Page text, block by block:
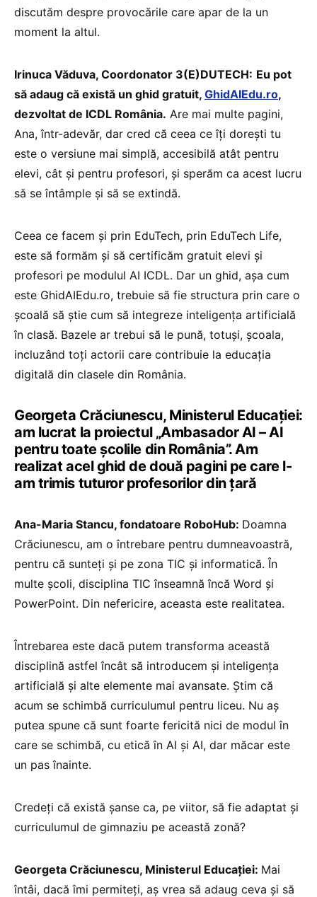
discutăm despre provocările care apar de la un
moment la altul.
Irinuca Văduva, Coordonator 3(E)DUTECH: Eu pot
să adaug că există un ghid gratuit, GhidAIEdu.ro,
dezvoltat de ICDL România. Are mai multe pagini,
Ana, într-adevăr, dar cred că ceea ce îți dorești tu
este o versiune mai simplă, accesibilă atât pentru
elevi, cât și pentru profesori, și sperăm ca acest lucru
să se întâmple și să se extindă.
Ceea ce facem și prin EduTech, prin EduTech Life,
este să formăm și să certificăm gratuit elevi și
profesori pe modulul AI ICDL. Dar un ghid, așa cum
este GhidAIEdu.ro, trebuie să fie structura prin care o
școală să știe cum să integreze inteligența artificială
în clasă. Bazele ar trebui să le pună, totuși, școala,
incluzând toți actorii care contribuie la educația
digitală din clasele din România.
Georgeta Crăciunescu, Ministerul Educației:
am lucrat la proiectul „Ambasador AI – AI
pentru toate școlile din România”. Am
realizat acel ghid de două pagini pe care l-
am trimis tuturor profesorilor din țară
Ana-Maria Stancu, fondatoare RoboHub: Doamna
Crăciunescu, am o întrebare pentru dumneavoastră,
pentru că sunteți și pe zona TIC și informatică. În
multe școli, disciplina TIC înseamnă încă Word și
PowerPoint. Din nefericire, aceasta este realitatea.
Întrebarea este dacă putem transforma această
disciplină astfel încât să introducem și inteligența
artificială și alte elemente mai avansate. Știm că
acum se schimbă curriculumul pentru liceu. Nu aș
putea spune că sunt foarte fericită nici de modul în
care se schimbă, cu etică în AI și AI, dar măcar este
un pas înainte.
Credeți că există șanse ca, pe viitor, să fie adaptat și
curriculumul de gimnaziu pe această zonă?
Georgeta Crăciunescu, Ministerul Educației: Mai
întâi, dacă îmi permiteți, aș vrea să adaug ceva și să